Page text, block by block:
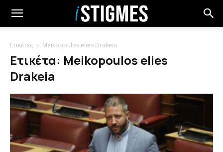
Ετικέτες Meikopoulos elies Drakeia
Ετικέτα: Meikopoulos elies
Drakeia